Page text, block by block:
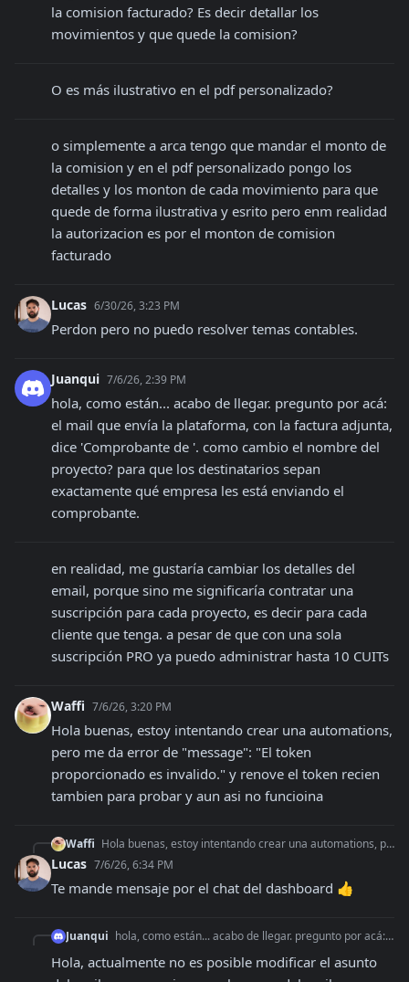
la comision facturado? Es decir detallar los
movimientos y que quede la comision?
O es más ilustrativo en el pdf personalizado?
o simplemente a arca tengo que mandar el monto de
la comision y en el pdf personalizado pongo los
detalles y los monton de cada movimiento para que
quede de forma ilustrativa y esrito pero enm realidad
la autorizacion es por el monton de comision
facturado
Lucas 6/30/26, 3:23 PM
Perdon pero no puedo resolver temas contables.
Juanqui 7/6/26, 2:39 PM
hola, como están... acabo de llegar. pregunto por acá:
el mail que envía la plataforma, con la factura adjunta,
dice 'Comprobante de '. como cambio el nombre del
proyecto? para que los destinatarios sepan
exactamente qué empresa les está enviando el
comprobante.
en realidad, me gustaría cambiar los detalles del
email, porque sino me significaría contratar una
suscripción para cada proyecto, es decir para cada
cliente que tenga. a pesar de que con una sola
suscripción PRO ya puedo administrar hasta 10 CUITs
Waffi 7/6/26, 3:20 PM
Hola buenas, estoy intentando crear una automations,
pero me da error de "message": "El token
proporcionado es invalido." y renove el token recien
tambien para probar y aun asi no funcioina
Waffi Hola buenas, estoy intentando crear una automations, pero me da error de "message": "El token proporcionado es invalido." y renove el token recien tambien para
Lucas 7/6/26, 6:34 PM
Te mande mensaje por el chat del dashboard 👍
Juanqui hola, como están... acabo de llegar. pregunto por acá: el mail que envía la plataforma, con la factura adjunta, dice 'Comprobante de <NOMBRE DEL PROYECTO>'. com
Hola, actualmente no es posible modificar el asunto